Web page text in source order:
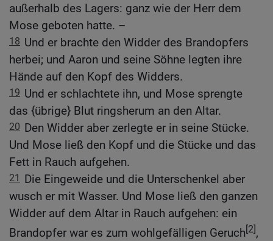
außerhalb des Lagers: ganz wie der Herr dem
Mose geboten hatte. –
18 Und er brachte den Widder des Brandopfers
herbei; und Aaron und seine Söhne legten ihre
Hände auf den Kopf des Widders.
19 Und er schlachtete ihn, und Mose sprengte
das {übrige} Blut ringsherum an den Altar.
20 Den Widder aber zerlegte er in seine Stücke.
Und Mose ließ den Kopf und die Stücke und das
Fett in Rauch aufgehen.
21 Die Eingeweide und die Unterschenkel aber
wusch er mit Wasser. Und Mose ließ den ganzen
Widder auf dem Altar in Rauch aufgehen: ein
Brandopfer war es zum wohlgefälligen Geruch[2],